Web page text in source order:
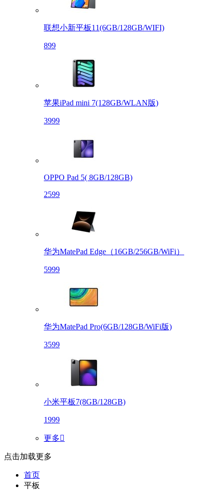
联想小新平板11(6GB/128GB/WIFI)
899
苹果iPad mini 7(128GB/WLAN版)
3999
OPPO Pad 5( 8GB/128GB)
2599
华为MatePad Edge（16GB/256GB/WiFi）
5999
华为MatePad Pro(6GB/128GB/WiFi版)
3599
小米平板7(8GB/128GB)
1999
更多
点击加载更多
首页
平板